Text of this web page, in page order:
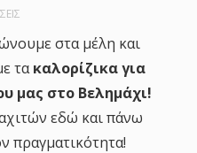
στα μέλη και
τακαλορίζικα για
μας στο Βελημάχι!
εδώ και πάνω
πραγματικότητα!